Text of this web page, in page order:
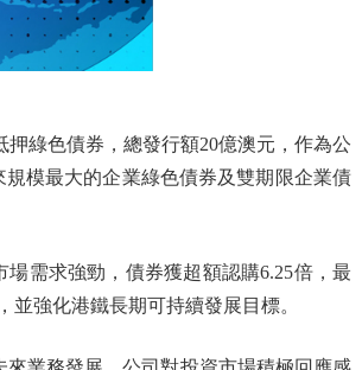
綠色債券，總發行額20億澳元，作為公
模最大的企業綠色債券及雙期限企業債
需求強勁，債券獲超額認購6.25倍，最
強化港鐵長期可持續發展目標。